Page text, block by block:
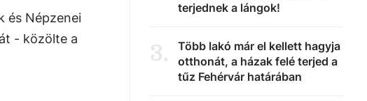
és Népzenei
- közölte a
terjednek a lángok!
3.
Több lakó már el kellett hagyja
otthonát, a házak felé terjed a
tűz Fehérvár határában